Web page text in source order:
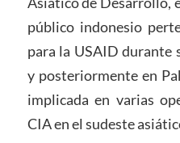
público indonesio
para la USAID durante
y posteriormente en
implicada en varias
CIA en el sudeste